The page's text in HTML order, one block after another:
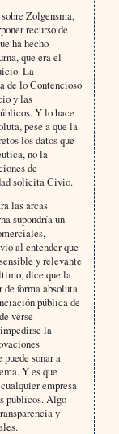
Zolgensma,
recurso de
ha hecho
que era el
La
de lo Contencioso
y las
Y lo hace
pese a que la
los datos que
no la
de
solicita Civio.
las arcas
supondría un
al entender que
y relevante
dice que la
forma absoluta
pública de
verse
la
sonar a
Y es que
empresa
públicos. Algo
y